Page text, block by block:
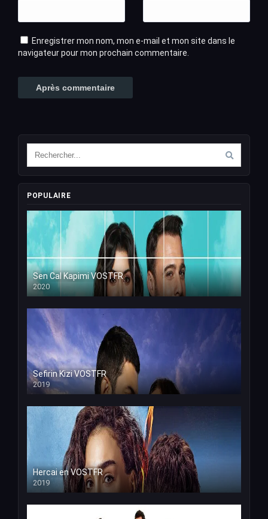
Enregistrer mon nom, mon e-mail et mon site dans le
navigateur pour mon prochain commentaire.
POPULAIRE
Sen Cal Kapimi VOSTFR
2020
Sefirin Kizi VOSTFR
2019
Hercai en VOSTFR
2019